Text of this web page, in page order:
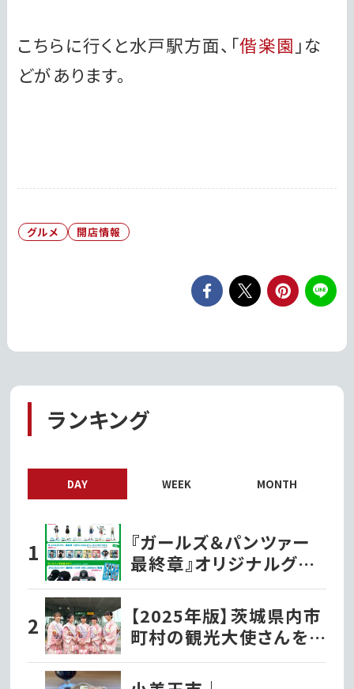
こちらに行くと水戸駅方面、「偕楽園 」な
どがあります。
グルメ 開店情報
ランキング
DAY WEEK MONTH
『ガールズ＆パンツァー
最終章』オリジナルグッ
ズ各種ファミリーマート
で発売開始!!
【2025年版】茨城県内市
町村の観光大使さんを
紹介！